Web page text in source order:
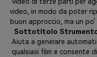
video di terze parti per
video, in modo da poter
buon approccio, ma un
Sottotitolo
Aiuta a generare
qualsiasi film e consente